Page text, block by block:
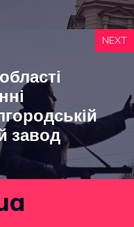
NEXT
завод